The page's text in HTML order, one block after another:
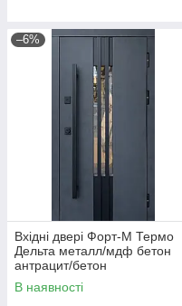
–6%
Вхідні двері Форт-М Термо
Дельта металл/мдф бетон
антрацит/бетон
снежный+терморазрыв
В наявності